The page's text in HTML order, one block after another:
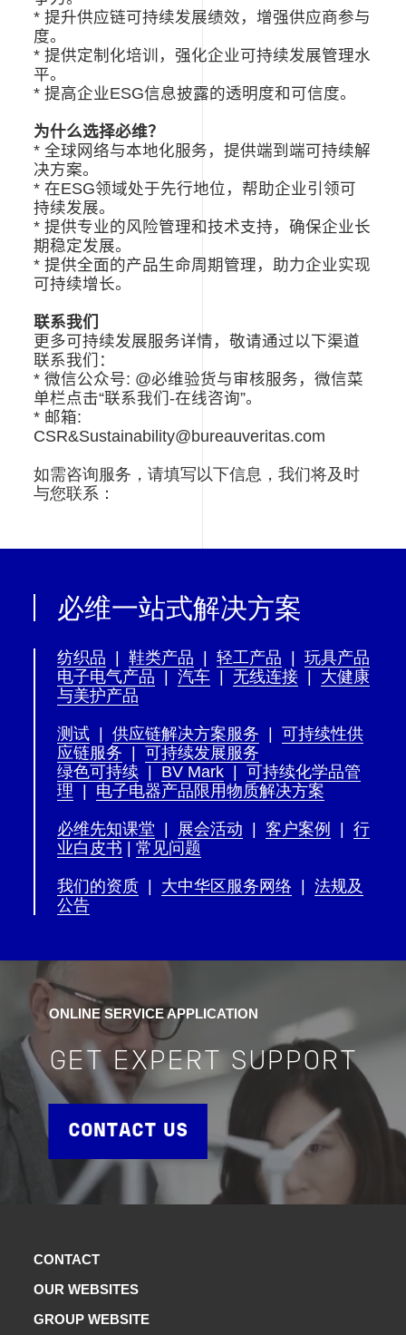
* 提升供应链可持续发展绩效，增强供应商参与
度。
* 提供定制化培训，强化企业可持续发展管理水
平。
* 提高企业ESG信息披露的透明度和可信度。
为什么选择必维？
* 全球网络与本地化服务，提供端到端可持续解
决方案。
* 在ESG领域处于先行地位，帮助企业引领可
持续发展。
* 提供专业的风险管理和技术支持，确保企业长
期稳定发展。
* 提供全面的产品生命周期管理，助力企业实现
可持续增长。
联系我们
更多可持续发展服务详情，敬请通过以下渠道
联系我们：
* 微信公众号: @必维验货与审核服务，微信菜
单栏点击“联系我们-在线咨询”。
* 邮箱:
CSR&Sustainability@bureauveritas.com
如需咨询服务，请填写以下信息，我们将及时
与您联系：
必维一站式解决方案
纺织品 |鞋类产品 |轻工产品 |玩具产品
电子电气产品 |汽车 无线连接
大健康
与美护产品
测试 |供应链解决方案服务 |可持续性供
应链服务 |可持续发展服务
绿色可持续
BV Mark |可持续化学品管
理
电子电器产品限用物质解决方案
必维先知课堂 展会活动 |客户案例 |行
业白皮书 |常见问题
我们的资质 大中华区服务网络 |法规及
公告
ONLINE SERVICE APPLICATION
GET EXPERT SUPPORT
CONTACT US
CONTACT
OUR WEBSITES
GROUP WEBSITE